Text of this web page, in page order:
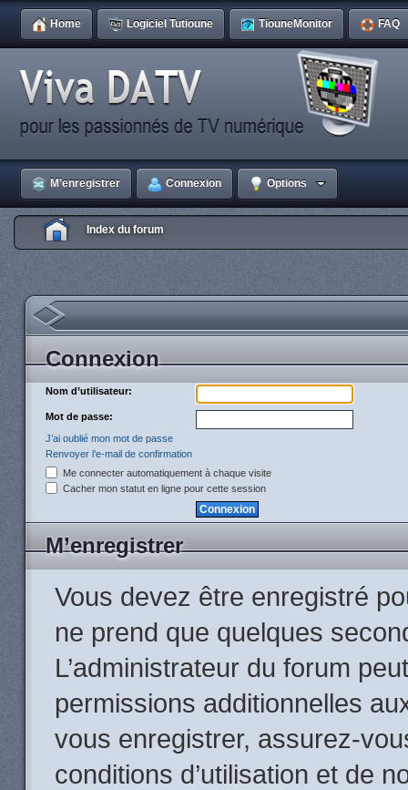
Home Logiciel Tutioune TiouneMonitor FAQ
M’enregistrer Connexion Options
Index du forum
Connexion
Nom d’utilisateur:
Mot de passe:
J’ai oublié mon mot de passe
Renvoyer l’e-mail de confirmation
Me connecter automatiquement à chaque visite
Cacher mon statut en ligne pour cette session
M’enregistrer
Vous devez être enregistré
ne prend que quelques
L’administrateur du forum
permissions additionnelles
vous enregistrer, assurez-
conditions d’utilisation et de